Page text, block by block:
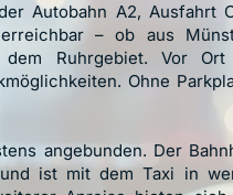
Autobahn A2, Ausfahrt
– ob aus
Ruhrgebiet. Vor
Ohne
angebunden. Der
ist mit dem Taxi in